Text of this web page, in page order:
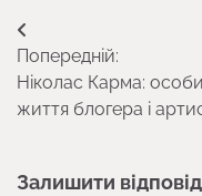
Навігація
записів
Попередній:
Ніколас Карма:
життя блогера і
Залишити